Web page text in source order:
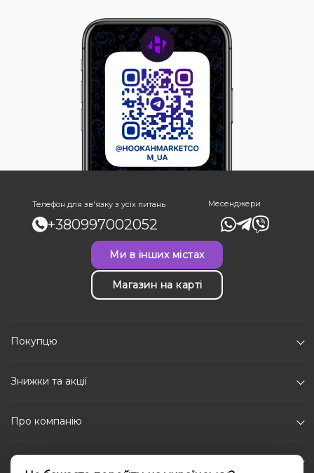
Телефон для зв'язку з усіх питань
+380997002052
Месенджери
Ми в інших містах
Магазин на карті
Покупцю
Знижки та акції
Про компанію
Каталог